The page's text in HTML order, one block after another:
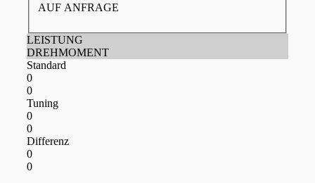
AUF ANFRAGE
LEISTUNG
DREHMOMENT
Standard
0
0
Tuning
0
0
Differenz
0
0